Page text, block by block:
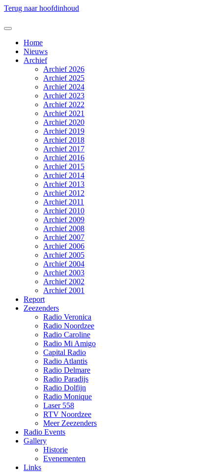
Terug naar hoofdinhoud
Home
Nieuws
Archief
Archief 2026
Archief 2025
Archief 2024
Archief 2023
Archief 2022
Archief 2021
Archief 2020
Archief 2019
Archief 2018
Archief 2017
Archief 2016
Archief 2015
Archief 2014
Archief 2013
Archief 2012
Archief 2011
Archief 2010
Archief 2009
Archief 2008
Archief 2007
Archief 2006
Archief 2005
Archief 2004
Archief 2003
Archief 2002
Archief 2001
Report
Zeezenders
Radio Veronica
Radio Noordzee
Radio Caroline
Radio Mi Amigo
Capital Radio
Radio Atlantis
Radio Delmare
Radio Paradijs
Radio Dolfijn
Radio Monique
Laser 558
RTV Noordzee
Meer Zeezenders
Radio Events
Gallery
Historie
Evenementen
Links